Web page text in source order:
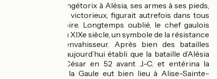
L’image de Vercingétorix à Alésia, ses armes à ses pieds,
devant un César victorieux, figurait autrefois dans tous
les livres d’histoire. Longtemps oublié, le chef gaulois
devint, à partir du XIXe siècle, un symbole de la résistance
des Celtes à l’envahisseur. Après bien des batailles
d’experts, il est aujourd’hui établi que la bataille d’Alésia
qui l’opposa à César en 52 avant J.-C. et entérina la
colonisation de la Gaule eut bien lieu à Alise-Sainte-